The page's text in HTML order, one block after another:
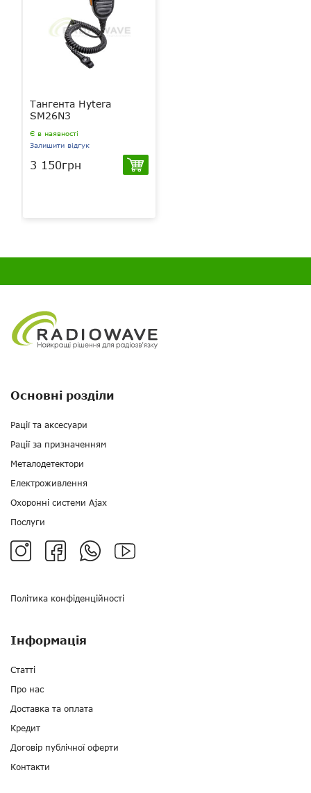
Тангента Hytera
SM26N3
Є в наявності
Залишити відгук
3 150грн
Політика конфіденційності
Основні розділи
Рації та аксесуари
Рації за призначенням
Металодетектори
Електроживлення
Охоронні системи Ajax
Послуги
Інформація
Статті
Про нас
Доставка та оплата
Кредит
Договір публічної оферти
Контакти